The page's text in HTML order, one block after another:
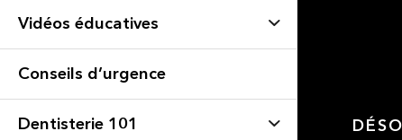
Vidéos éducatives
Conseils d’urgence
Dentisterie 101